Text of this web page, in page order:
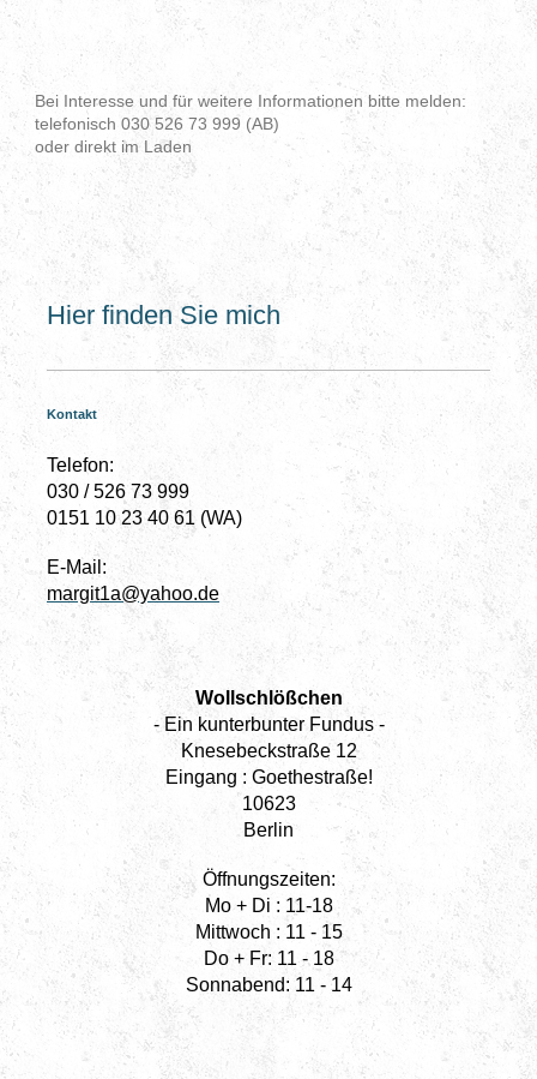
Bei Interesse und für weitere Informationen bitte melden:
telefonisch 030 526 73 999 (AB)
oder direkt im Laden
Hier finden Sie mich
Kontakt
Telefon:
030 / 526 73 999
0151 10 23 40 61 (WA)
E-Mail:
margit1a@yahoo.de
Wollschlößchen
- Ein kunterbunter Fundus -
Knesebeckstraße 12
Eingang : Goethestraße!
10623
Berlin
Öffnungszeiten:
Mo + Di : 11-18
Mittwoch : 11 - 15
Do + Fr: 11 - 18
Sonnabend: 11 - 14